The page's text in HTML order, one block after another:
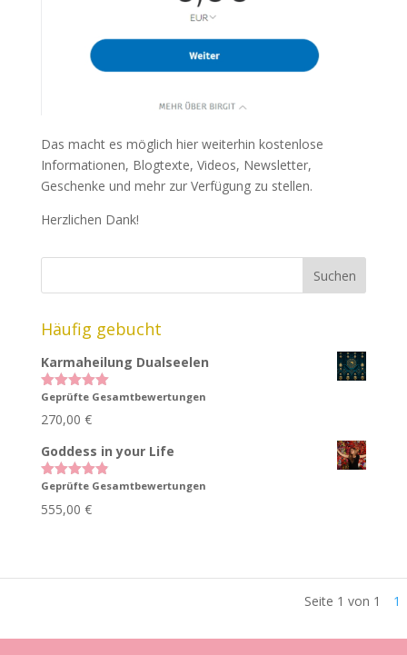
Das macht es möglich hier weiterhin kostenlose
Informationen, Blogtexte, Videos, Newsletter,
Geschenke und mehr zur Verfügung zu stellen.
Herzlichen Dank!
Häufig gebucht
Karmaheilung Dualseelen
Bewertet
von 5
Geprüfte Gesamtbewertungen
270,00 €
Goddess in your Life
Bewertet
von 5
Geprüfte Gesamtbewertungen
555,00 €
Seite 1 von 1 1